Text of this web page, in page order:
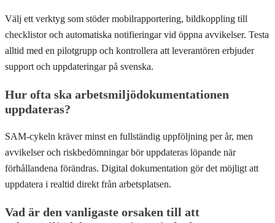
Välj ett verktyg som stöder mobilrapportering, bildkoppling till
checklistor och automatiska notifieringar vid öppna avvikelser. Testa
alltid med en pilotgrupp och kontrollera att leverantören erbjuder
support och uppdateringar på svenska.
Hur ofta ska arbetsmiljödokumentationen
uppdateras?
SAM-cykeln kräver minst en fullständig uppföljning per år, men
avvikelser och riskbedömningar bör uppdateras löpande när
förhållandena förändras. Digital dokumentation gör det möjligt att
uppdatera i realtid direkt från arbetsplatsen.
Vad är den vanligaste orsaken till att